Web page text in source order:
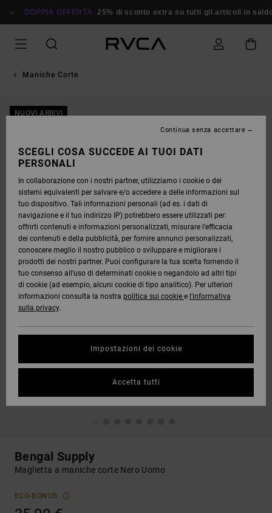
ALLE DOPPIA OFFERTA 25% di sconto extra su tutti gli articoli in saldo
Maniche Corte
NUOVI ARRIVI
Bengal Supply
Maglietta a maniche corte Nero Uomo
ECO-BONUS
SCEGLI COSA SUCCEDE AI TUOI DATI
PERSONALI
In collaborazione con i nostri partner, utilizziamo i cookie o dei
sistemi equivalenti per salvare e/o accedere a delle informazioni sul
tuo dispositivo. Tali informazioni personali (ad es. i dati di
navigazione e il tuo indirizzo IP) potrebbero essere utilizzati per:
offrirti contenuti e informazioni personalizzati, misurare l’efficacia
dei contenuti e della pubblicità, per fornire annunci personalizzati,
conoscere meglio il nostro pubblico o sviluppare e migliorare i
prodotti dei nostri partner. Puoi configurare la tua scelta fornendo il
tuo consenso all’uso di determinati cookie o negandolo ad altri tipi
di cookie (ad esempio, alcuni cookie di tipo analitico). Per ulteriori
informazioni consulta la nostra politica sui cookie e l'informativa
sulla privacy.
Impostazioni dei cookie
Continua senza accettare
Accetta tutti